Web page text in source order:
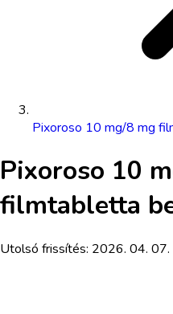
Pixoroso 10 mg/8 mg
Pixoroso 10
filmtabletta
Utolsó frissítés: 2026. 04. 07.